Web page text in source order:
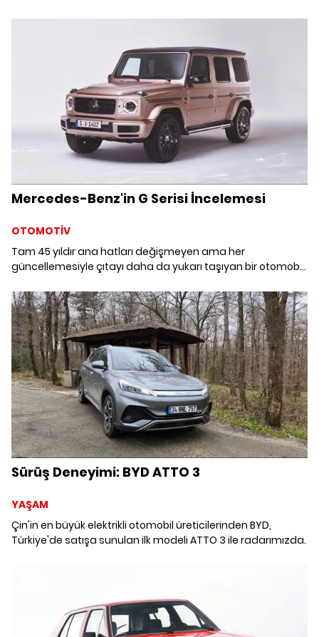
sembollerinin modern lüksle buluştuğu otomobiller,
Mercedes-Benz'in G Serisi İncelemesi
OTOMOTİV
Tam 45 yıldır ana hatları değişmeyen ama her
güncellemesiyle çıtayı daha da yukarı taşıyan bir otomobil
bezenen pırlantalar ile lüksün tanımı yeniden yapılıyor.
Sürüş Deneyimi: BYD ATTO 3
YAŞAM
Çin'in en büyük elektrikli otomobil üreticilerinden BYD,
Türkiye'de satışa sunulan ilk modeli ATTO 3 ile radarımızda.